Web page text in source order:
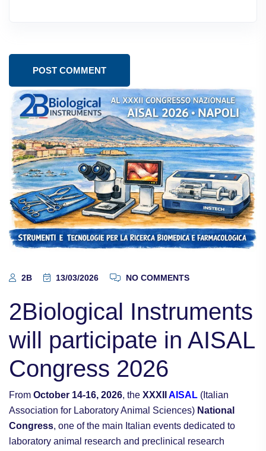
POST COMMENT
2B 13/03/2026 NO COMMENTS
2Biological Instruments
will participate in AISAL
Congress 2026
From October 14-16, 2026, the XXXII AISAL (Italian
Association for Laboratory Animal Sciences) National
Congress, one of the main Italian events dedicated to
laboratory animal research and preclinical research